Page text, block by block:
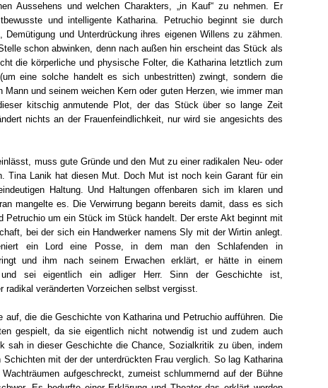
Aussehens und welchen Charakters, „in Kauf“ zu nehmen. Er
und intelligente Katharina. Petruchio beginnt sie durch
Demütigung und Unterdrückung ihres eigenen Willens zu zähmen.
schon abwinken, denn nach außen hin erscheint das Stück als
die körperliche und physische Folter, die Katharina letztlich zum
eine solche handelt es sich unbestritten) zwingt, sondern die
und seinem weichen Kern oder guten Herzen, wie immer man
kitschig anmutende Plot, der das Stück über so lange Zeit
nichts an der Frauenfeindlichkeit, nur wird sie angesichts des
muss gute Gründe und den Mut zu einer radikalen Neu- oder
Tina Lanik hat diesen Mut. Doch Mut ist noch kein Garant für ein
Haltung. Und Haltungen offenbaren sich im klaren und
mangelte es. Die Verwirrung begann bereits damit, dass es sich
Petruchio um ein Stück im Stück handelt. Der erste Akt beginnt mit
bei der sich ein Handwerker namens Sly mit der Wirtin anlegt.
ein Lord eine Posse, in dem man den Schlafenden in
und ihm nach seinem Erwachen erklärt, er hätte in einem
und sei eigentlich ein adliger Herr. Sinn der Geschichte ist,
radikal veränderten Vorzeichen selbst vergisst.
auf, die die Geschichte von Katharina und Petruchio aufführen. Die
gespielt, da sie eigentlich nicht notwendig ist und zudem auch
sah in dieser Geschichte die Chance, Sozialkritik zu üben, indem
mit der der unterdrückten Frau verglich. So lag Katharina
aufgeschreckt, zumeist schlummernd auf der Bühne